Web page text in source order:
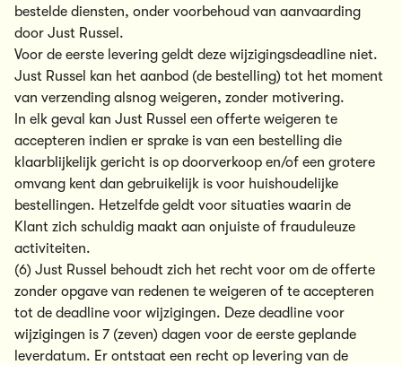
bestelde diensten, onder voorbehoud van aanvaarding
door Just Russel.
Voor de eerste levering geldt deze wijzigingsdeadline niet.
Just Russel kan het aanbod (de bestelling) tot het moment
van verzending alsnog weigeren, zonder motivering.
In elk geval kan Just Russel een offerte weigeren te
accepteren indien er sprake is van een bestelling die
klaarblijkelijk gericht is op doorverkoop en/of een grotere
omvang kent dan gebruikelijk is voor huishoudelijke
bestellingen. Hetzelfde geldt voor situaties waarin de
Klant zich schuldig maakt aan onjuiste of frauduleuze
activiteiten.
(6) Just Russel behoudt zich het recht voor om de offerte
zonder opgave van redenen te weigeren of te accepteren
tot de deadline voor wijzigingen. Deze deadline voor
wijzigingen is 7 (zeven) dagen voor de eerste geplande
leverdatum. Er ontstaat een recht op levering van de